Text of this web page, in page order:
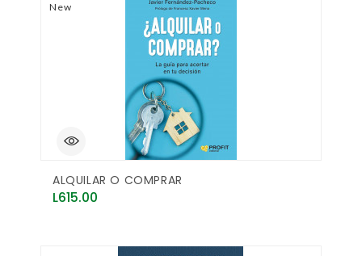
New
ALQUILAR O COMPRAR
Price
L615.00